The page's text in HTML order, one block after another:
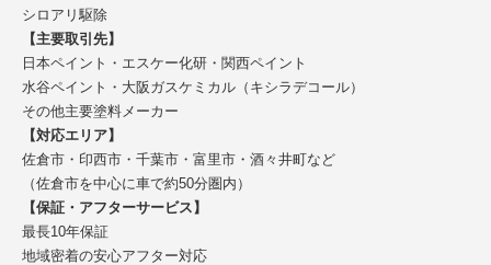
シロアリ駆除
【主要取引先】
日本ペイント・エスケー化研・関西ペイント
水谷ペイント・大阪ガスケミカル（キシラデコール）
その他主要塗料メーカー
【対応エリア】
佐倉市・印西市・千葉市・富里市・酒々井町など
（佐倉市を中心に車で約50分圏内）
【保証・アフターサービス】
最長10年保証
地域密着の安心アフター対応